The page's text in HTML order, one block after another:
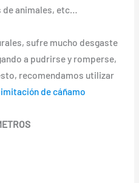
de animales, etc…
sufre mucho desgaste
a pudrirse y romperse,
recomendamos utilizar
de cáñamo